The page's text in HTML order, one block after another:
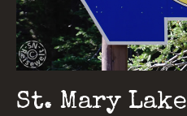
St. Mary Lake